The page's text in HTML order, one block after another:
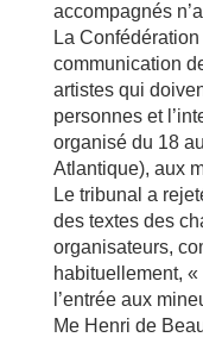
accompagnés
La
communication
artistes qui
personnes et
organisé du 18
Atlantique), aux
Le tribunal a
des textes des
organisateurs,
habituellement,
l’entrée aux
Me Henri de